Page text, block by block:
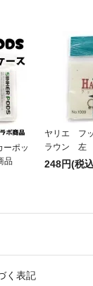
ーポッ
品
ヤリエ フ
ラウン 左
248円(税
く表記